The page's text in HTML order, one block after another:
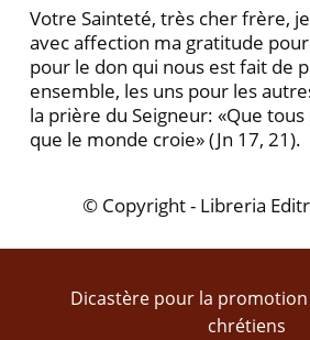
Votre Sainteté, très cher frère,
avec affection ma gratitude
pour le don qui nous est fait de
ensemble, les uns pour les
la prière du Seigneur: «Que
que le monde croie» (Jn 17, 21).
© Copyright - Libreria
Dicastère pour la
chrétiens